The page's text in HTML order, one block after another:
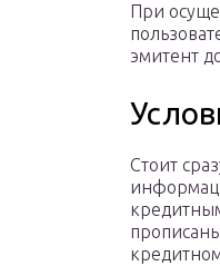
При
эмитент
Стоит